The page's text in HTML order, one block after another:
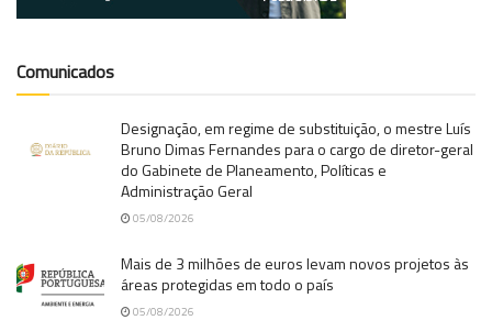
Comunicados
Designação, em regime de substituição, o mestre Luís
Bruno Dimas Fernandes para o cargo de diretor-geral
do Gabinete de Planeamento, Políticas e
Administração Geral
05/08/2026
Mais de 3 milhões de euros levam novos projetos às
áreas protegidas em todo o país
05/08/2026